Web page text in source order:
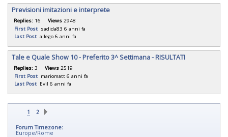
Previsioni imitazioni e interprete
Replies: 16 Views 2948
First Post sadida83 6 anni fa
Last Post allego 6 anni fa
Tale e Quale Show 10 - Preferito 3^ Settimana - RISULTATI
Replies: 3 Views 2519
First Post mariomatt 6 anni fa
Last Post Evil 6 anni fa
1 2
Forum Timezone:
Europe/Rome